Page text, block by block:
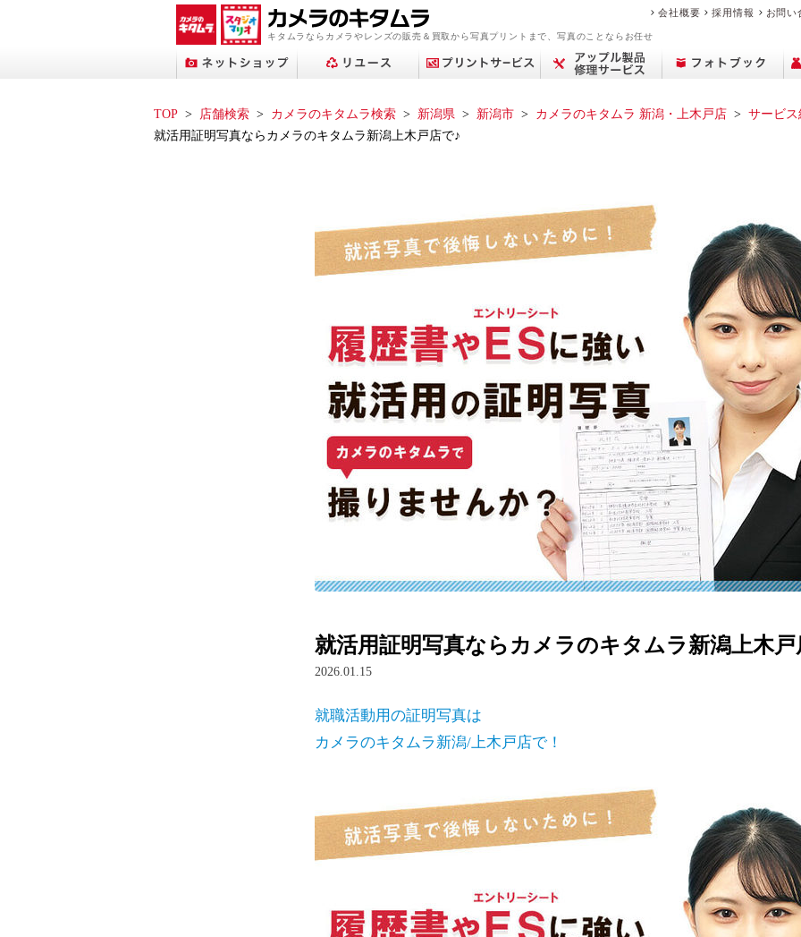
会社概要 採用情報 お問い
キタムラならカメラやレンズの販売＆買取から写真プリントまで、写真のことならお任せ
ネットショップトップへ
生活/家事家電 中古カメラ・レンズ 中古時計
ネット中古トップへ
ブランド品・貴金属
を売りたい
プリントサービストップへ
カレンダー
フォトパネル
（PANELO）
遺影写真の作成・加
工
アップル修理サービス
故障かな？と思った
来店事前確認のお願
お役立ち情報コラム
フォトブックトップへ
フォトブックリング
おなかのフォトブッ
アトリエフォトブッ
ク
スタジオマリオトップへ
撮影の流れ
店舗検索トップへ
カメラ買取 スマホ買取
TOP 店舗検索 カメラのキタムラ検索 新潟県 新潟市 カメラのキタムラ 新潟・上木戸店
サービ
就活用証明写真ならカメラのキタムラ新潟上木戸店で♪
就活用証明写真ならカメラのキタムラ新潟上木戸
2026.01.15
就職活動用の証明写真は
カメラのキタムラ新潟/上木戸店で！